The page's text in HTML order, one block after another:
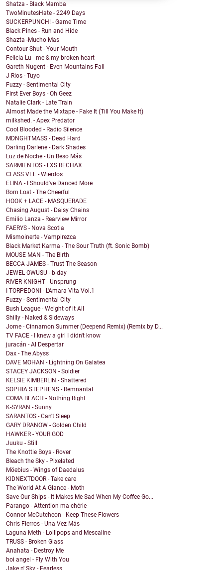
Shatza - Black Mamba
TwoMinutesHate - 2249 Days
SUCKERPUNCH! - Game Time
Black Pines - Run and Hide
Shazta -Mucho Mas
Contour Shut - Your Mouth
Felicia Lu - me & my broken heart
Gareth Nugent - Even Mountains Fall
J Rios - Tuyo
Fuzzy - Sentimental City
First Ever Boys - Oh Geez
Natalie Clark - Late Train
Almost Made the Mixtape - Fake It (Till You Make It)
milkshed. - Apex Predator
Cool Blooded - Radio Silence
MDNGHTMASS - Dead Hard
Darling Darlene - Dark Shades
Luz de Noche - Un Beso Más
SARMIENTOS - LXS RECHAX
CLASS VEE - Wierdos
ELINA - I Should've Danced More
Born Lost - The Cheerful
HOOK + LACE - MASQUERADE
Chasing August - Daisy Chains
Emilio Lanza - Rearview Mirror
FAERYS - Nova Scotia
Mismoinerte - Vampirezca
Black Market Karma - The Sour Truth (ft. Sonic Bomb)
MOUSE MAN - The Birth
BECCA JAMES - Trust The Season
JEWEL OWUSU - b-day
RIVER KNIGHT - Unsprung
I TORPEDONI - L'Amara Vita Vol.1
Fuzzy - Sentimental City
Bush League - Weight of it All
Shilly - Naked & Sideways
Jome - Cinnamon Summer (Deepend Remix) (Remix by D...
TV FACE - I knew a girl I didn't know
juracán - Al Despertar
Dax - The Abyss
DAVE MOHAN - Lightning On Galatea
STACEY JACKSON - Soldier
KELSIE KIMBERLIN - Shattered
SOPHIA STEPHENS - Remnantal
COMA BEACH - Nothing Right
K-SYRAN - Sunny
SARANTOS - Can't Sleep
GARY DRANOW - Golden Child
HAWKER - YOUR GOD
Juuku - Still
The Knottie Boys - Rover
Bleach the Sky - Pixelated
Möebius - Wings of Daedalus
KIDNEXTDOOR - Take care
The World At A Glance - Moth
Save Our Ships - It Makes Me Sad When My Coffee Go...
Parango - Attention ma chérie
Connor McCutcheon - Keep These Flowers
Chris Fierros - Una Vez Más
Laguna Meth - Lollipops and Mescaline
TRUSS - Broken Glass
Anahata - Destroy Me
boi angel - Fly With You
Jake n' Sky - Fearless